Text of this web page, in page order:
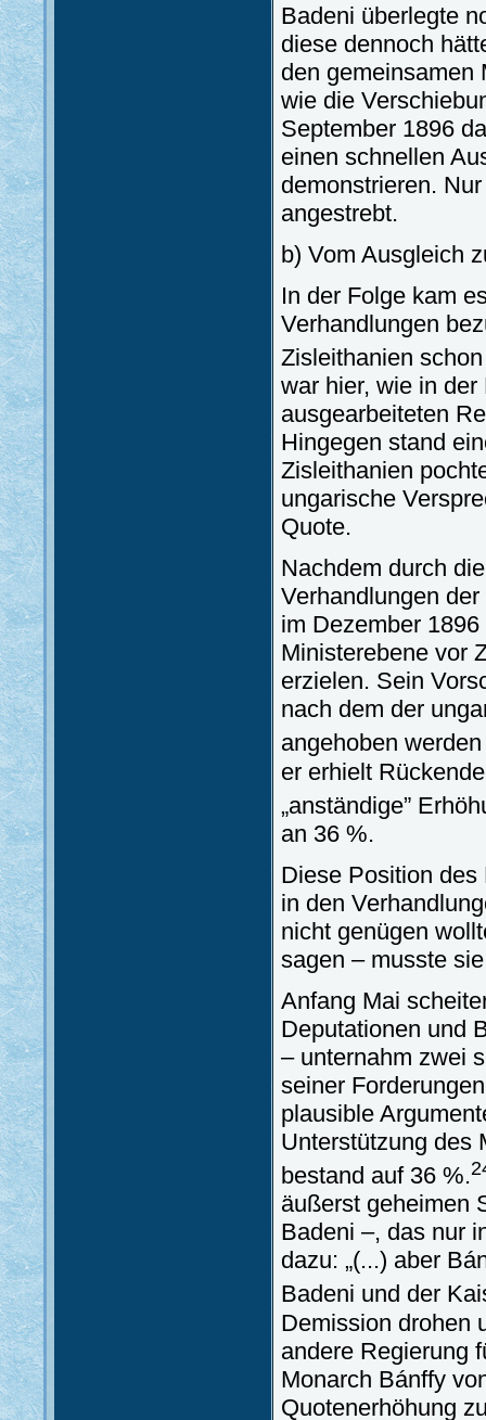
Badeni überlegte
diese dennoch
den gemeinsamen
wie die
September 1896
einen schnellen
demonstrieren.
angestrebt.
b) Vom Ausgleich
In der Folge kam
Verhandlungen
Zisleithanien
war hier, wie in
ausgearbeiteten
Hingegen stand
Zisleithanien
ungarische
Quote.
Nachdem durch
Verhandlungen
im Dezember
Ministerebene vor
erzielen. Sein
nach dem der
angehoben
er erhielt
„anständige”
an 36 %.
Diese Position
in den
nicht genügen
sagen – musste
Anfang Mai
Deputationen und
– unternahm zwei
seiner
plausible
Unterstützung des
bestand auf 36 %.
äußerst geheimen
Badeni –, das nur
dazu: „(...) aber
Badeni und der
Demission drohen
andere Regierung
Monarch Bánffy
Quotenerhöhung